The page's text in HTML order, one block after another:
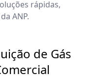
rápidas,
ANP.
de Gás